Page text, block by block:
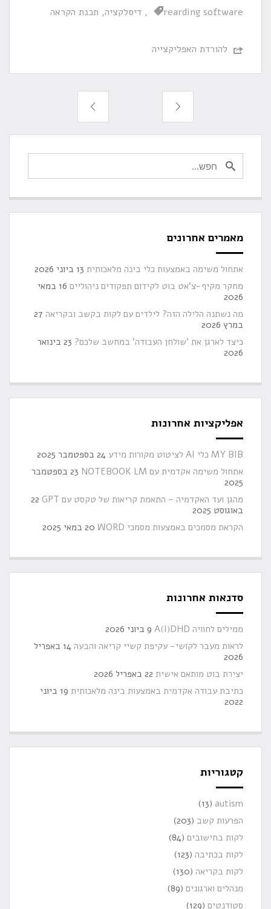
rearding software דיסלקציה תכנת הקראה
להורדת האפליקצייה
מאמרים אחרונים
אתחול משימה באמצעות כלי בינה מלאכותית 13 ביוני 2026
מחקר מקיף-צ'אט בוט לקידום תפקודים ניהוליים
16 במאי
2026
מה נשתנה הלילה הזה? לילדים עם לקות בקשב ובקריאה 27
במרץ 2026
כיצד לארגן את 'שולחן העבודה' במחשב שלכם?
23 בינואר
2026
אפליקציות אחרונות
MY BIB כלי AI לציטוט מקורות מידע
24 בספטמבר 2025
אתחול משימה אקדמית עם NOTEBOOK LM
23 בספטמבר
2025
מהגן ועד האקדמיה – התאמת קריאות של טקסט עם GPT
22
באוגוסט 2025
הקראת מסמכים באמצעות מסמכי WORD
20 במאי 2025
סדנאות אחרונות
ממילים לחוויה A(I)DHD
9 ביוני 2026
לראות מעבר לקושי- עקיפת קשיי קריאה והבעה
14 באפריל
2026
יצירת בוט מותאם אישית 22 באפריל 2026
כתיבת עבודה אקדמית באמצעות בינה מלאכותית
19 ביוני
2022
קטגוריות
autism
(13)
הפרעות קשב (203)
לקות בחישובים (84)
לקות בכתיבה (123)
לקות בקריאה (130)
מנהלים וארגונים (89)
סטודנטים (129)